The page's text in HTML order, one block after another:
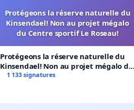
Protégeons la réserve naturelle du
Kinsendael! Non au projet mégalo
du Centre sportif Le Roseau!
Protégeons la réserve naturelle du
Kinsendael! Non au projet mégalo du
Centre sportif Le Roseau!
1 133 signatures